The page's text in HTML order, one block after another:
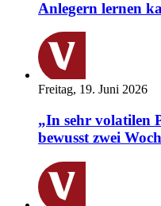
Anlegern lernen
Freitag, 19. Juni 2026
„In sehr volatilen
bewusst zwei